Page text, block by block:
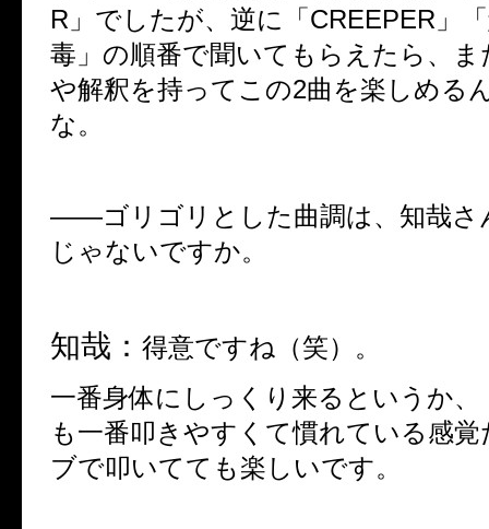
R 」でしたが、逆に「 CREEPER 」
毒」の順番で聞いてもらえたら、ま
や解釈を持ってこの2曲を楽しめる
な。
――ゴリゴリとした曲調は、知哉さ
じゃないですか。
知哉： 得意ですね（笑）。
一番身体にしっくり来るというか
も一番叩きやすくて慣れている感
ブで叩いてても楽しいです。